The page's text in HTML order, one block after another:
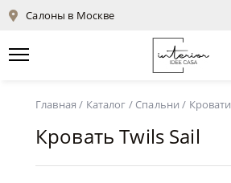
Салоны в Москве
Главная / Каталог / Спальни / Кровати
Кровать Twils Sail